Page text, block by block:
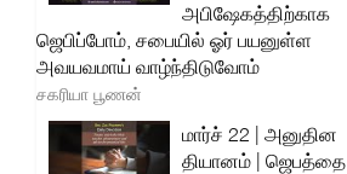
அபிஷேகத்திற்காக
ஜெபிப்போம், சபையில் ஓர் பயனுள்ள
அவயவமாய் வாழ்ந்திடுவோம்
சகரியா பூணன்
மார்ச் 22 | அனுதின
தியானம் | ஜெபத்தை